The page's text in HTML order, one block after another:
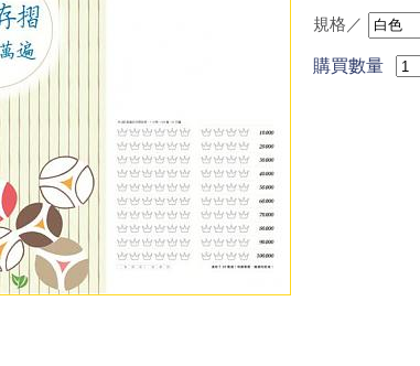
規格／
購買數量